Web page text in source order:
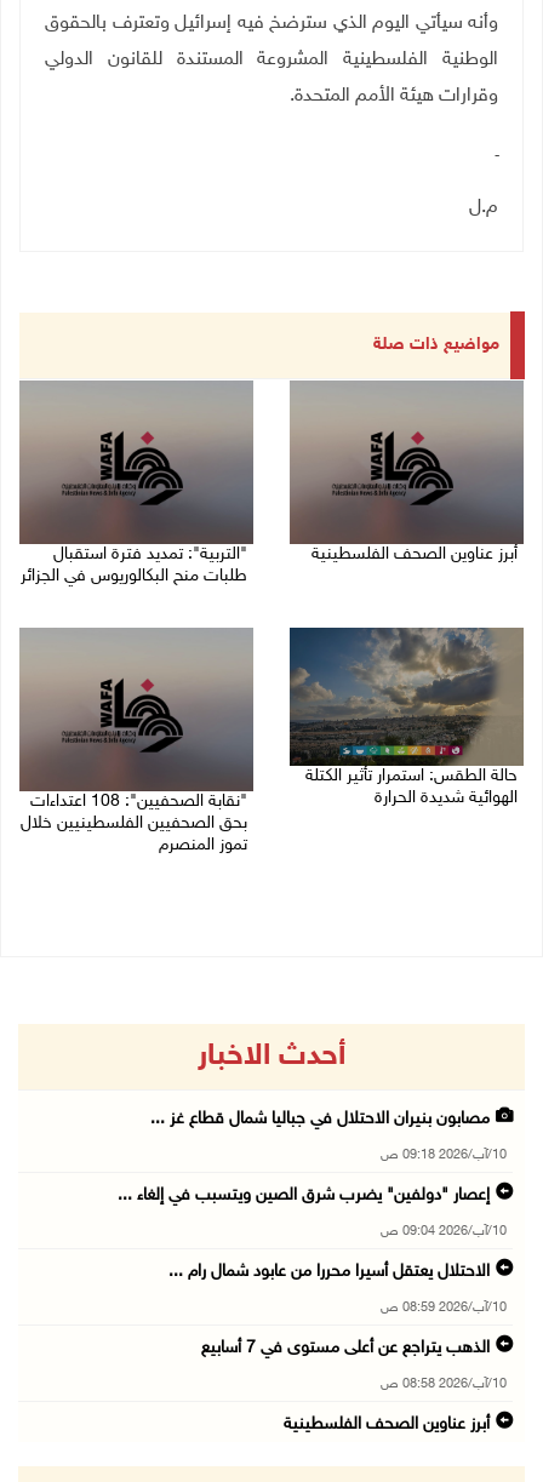
وأنه سيأتي اليوم الذي سترضخ فيه إسرائيل وتعترف بالحقوق
الوطنية الفلسطينية المشروعة المستندة للقانون الدولي
وقرارات هيئة الأمم المتحدة.
ـ
م.ل
مواضيع ذات صلة
أبرز عناوين الصحف الفلسطينية
"التربية": تمديد فترة استقبال
طلبات منح البكالوريوس في الجزائر
حالة الطقس: استمرار تأثير الكتلة
الهوائية شديدة الحرارة
"نقابة الصحفيين": 108 اعتداءات
بحق الصحفيين الفلسطينيين خلال
تموز المنصرم
أحدث الاخبار
مصابون بنيران الاحتلال في جباليا شمال قطاع غز ...
10/آب/2026 09:18 ص
إعصار "دولفين" يضرب شرق الصين ويتسبب في إلغاء ...
10/آب/2026 09:04 ص
الاحتلال يعتقل أسيرا محررا من عابود شمال رام ...
10/آب/2026 08:59 ص
الذهب يتراجع عن أعلى مستوى في 7 أسابيع
10/آب/2026 08:58 ص
أبرز عناوين الصحف الفلسطينية